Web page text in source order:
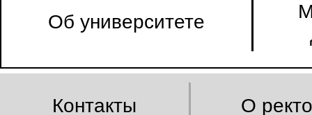
Об университете
Контакты О